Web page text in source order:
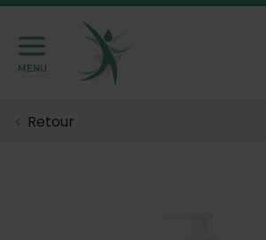
MENU
Retour